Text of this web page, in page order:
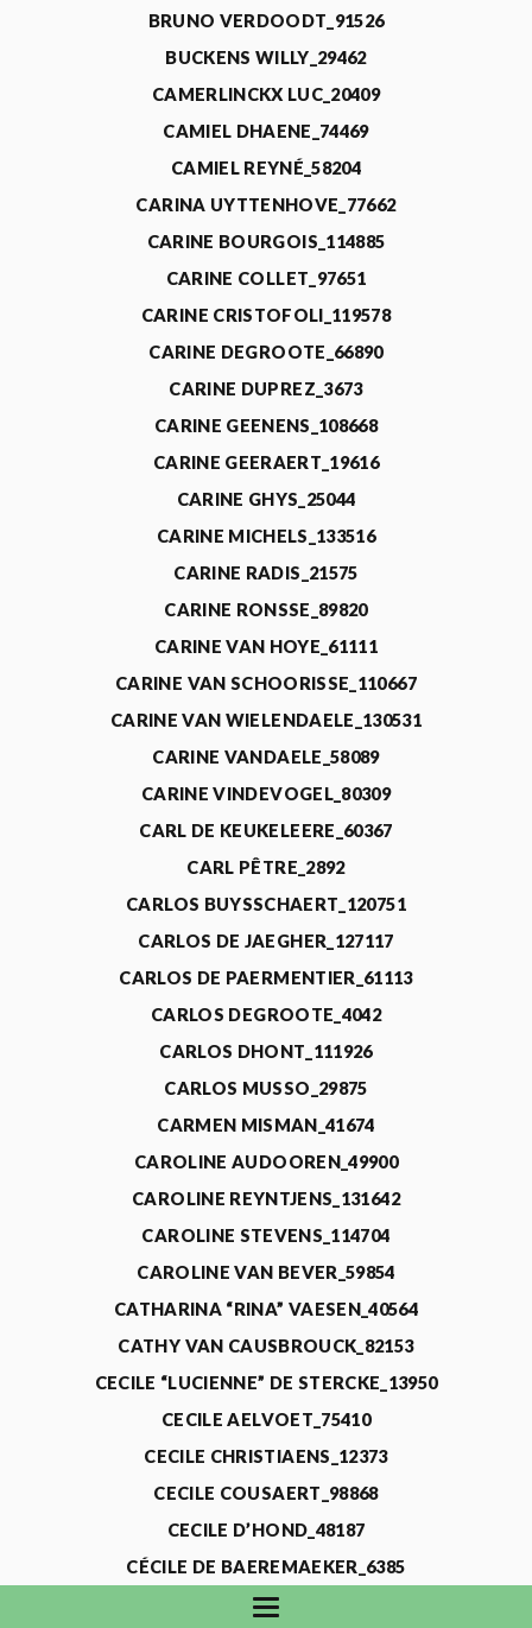
BRUNO VERDOODT_91526
BUCKENS WILLY_29462
CAMERLINCKX LUC_20409
CAMIEL DHAENE_74469
CAMIEL REYNÉ_58204
CARINA UYTTENHOVE_77662
CARINE BOURGOIS_114885
CARINE COLLET_97651
CARINE CRISTOFOLI_119578
CARINE DEGROOTE_66890
CARINE DUPREZ_3673
CARINE GEENENS_108668
CARINE GEERAERT_19616
CARINE GHYS_25044
CARINE MICHELS_133516
CARINE RADIS_21575
CARINE RONSSE_89820
CARINE VAN HOYE_61111
CARINE VAN SCHOORISSE_110667
CARINE VAN WIELENDAELE_130531
CARINE VANDAELE_58089
CARINE VINDEVOGEL_80309
CARL DE KEUKELEERE_60367
CARL PÊTRE_2892
CARLOS BUYSSCHAERT_120751
CARLOS DE JAEGHER_127117
CARLOS DE PAERMENTIER_61113
CARLOS DEGROOTE_4042
CARLOS DHONT_111926
CARLOS MUSSO_29875
CARMEN MISMAN_41674
CAROLINE AUDOOREN_49900
CAROLINE REYNTJENS_131642
CAROLINE STEVENS_114704
CAROLINE VAN BEVER_59854
CATHARINA “RINA” VAESEN_40564
CATHY VAN CAUSBROUCK_82153
CECILE “LUCIENNE” DE STERCKE_13950
CECILE AELVOET_75410
CECILE CHRISTIAENS_12373
CECILE COUSAERT_98868
CECILE D’HOND_48187
CÉCILE DE BAEREMAEKER_6385
CECILE DE WAELE_4731